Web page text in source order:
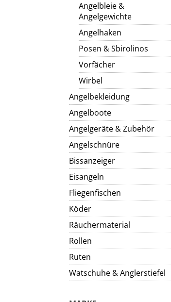
Angelbleie &
Angelgewichte
Angelhaken
Posen & Sbirolinos
Vorfächer
Wirbel
Angelbekleidung
Angelboote
Angelgeräte & Zubehör
Angelschnüre
Bissanzeiger
Eisangeln
Fliegenfischen
Köder
Räuchermaterial
Rollen
Ruten
Watschuhe & Anglerstiefel